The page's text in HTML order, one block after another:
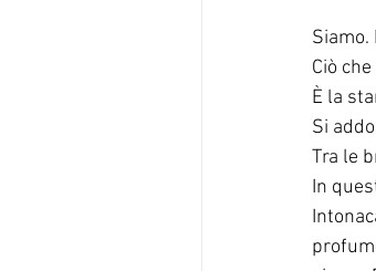
Siamo.
Ciò
È la
Si
Tra le
In